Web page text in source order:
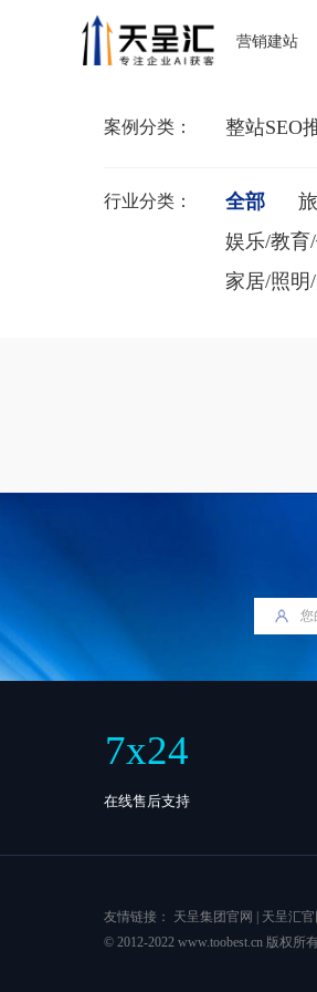
营销建站
案例分类： 整站SEO
行业分类： 全部
娱乐/教育
家居/照明
7x24
在线售后支持
友情链接： 天呈集团官网 天呈汇官
© 2012-2022 www.toobest.cn 版权